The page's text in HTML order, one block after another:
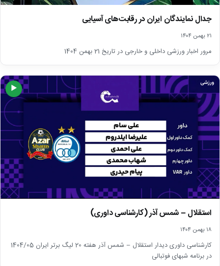
جدال نمایندگان ایران در رقابت‌های آسیایی
۲۱ بهمن ۱۴۰۴
مرور اخبار ورزشی داخلی و خارجی در تاریخ 21 بهمن 1404
▶
ورزشی
استقلال – شمس آذر (کارشناسی داوری)
۱۸ بهمن ۱۴۰۴
کارشناسی داوری دیدار استقلال – شمس آذر هفته 20 لیگ برتر ایران 1404/05
در برنامه شبهای فوتبالی